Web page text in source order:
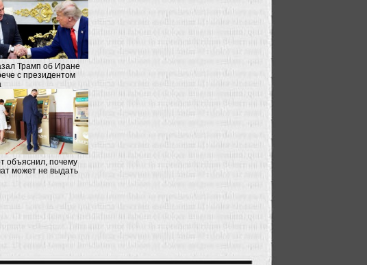
Трамп об Иране
с президентом
oбъяснил, почему
может не выдать